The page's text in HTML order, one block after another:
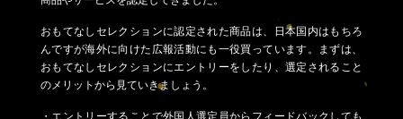
おもてなしセレクションに認定された商品は、日本国内はもちろ
んですが海外に向けた広報活動にも一役買っています。まずは、
おもてなしセレクションにエントリーをしたり、選定されること
のメリットから見ていきましょう。
・エントリーすることで外国人選定員からフィードバックしても